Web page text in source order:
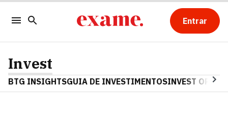
Entrar
Invest
BTG INSIGHTSGUIA DE INVESTIMENTOSINVEST OPINA